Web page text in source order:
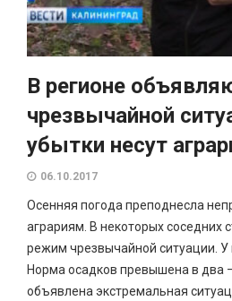
В регионе
чрезвычайной
убытки несут
06.10.2017
Осенняя погода преподнесла
аграриям. В некоторых соседних
режим чрезвычайной ситуации. У
Норма осадков превышена в два
объявлена экстремальная